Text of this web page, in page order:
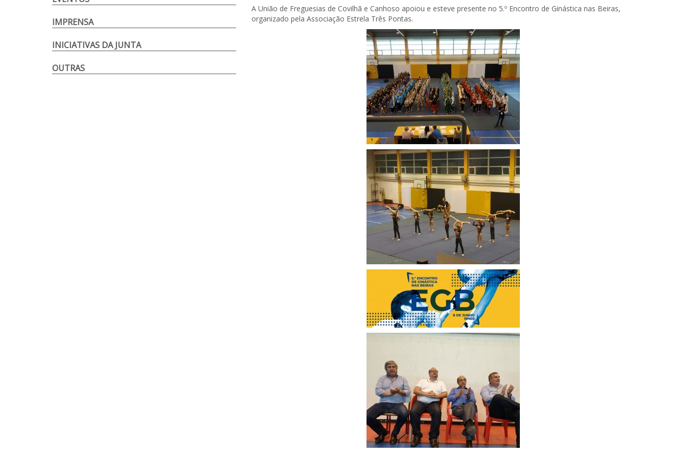
IMPRENSA
INICIATIVAS DA JUNTA
OUTRAS
A União de Freguesias de Covilhã e Canhoso apoiou e esteve presente no 5.º Encontro de Ginástica nas Beiras,
organizado pela Associação Estrela Três Pontas.